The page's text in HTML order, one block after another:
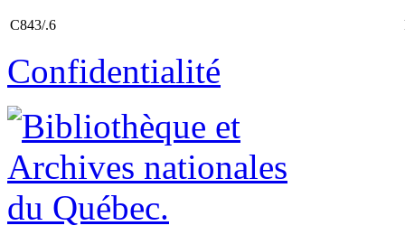
C843/.6
Confidentialité